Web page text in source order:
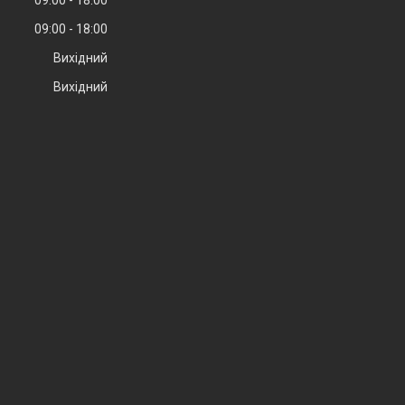
09:00
18:00
Вихідний
Вихідний